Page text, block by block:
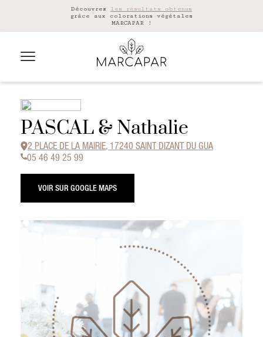
Découvrez les résultats obtenus
grâce aux colorations végétales
MARCAPAR !
PASCAL & Nathalie
2 PLACE DE LA MAIRIE, 17240 SAINT DIZANT DU GUA
05 46 49 25 99
VOIR SUR GOOGLE MAPS